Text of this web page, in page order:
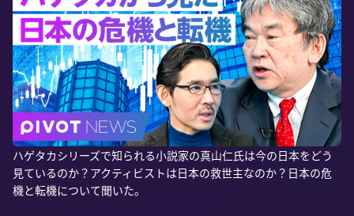
ハゲタカシリーズで知られる小説家の真山仁氏は今の日本をどう
見ているのか？アクティビストは日本の救世主なのか？日本の危
機と転機について聞いた。